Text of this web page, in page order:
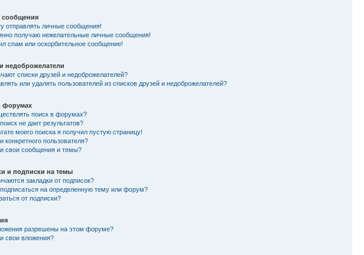
отправлять личные сообщения!
получаю нежелательные личные сообщения!
спам или оскорбительное сообщение!
недоброжелатели
списки друзей и недоброжелателей?
или удалять пользователей из списков друзей и недоброжелателей?
форумах
поиск в форумах?
не дает результатов?
моего поиска я получил пустую страницу!
конкретного пользователя?
свои сообщения и темы?
и подписки на темы
закладки от подписок?
на определенную тему или форум?
от подписки?
разрешены на этом форуме?
свои вложения?